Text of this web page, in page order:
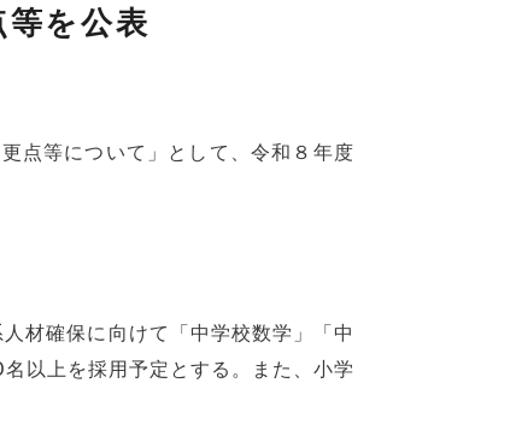
を公表
点等について」として、令和８年度
材確保に向けて「中学校数学」「中
以上を採用予定とする。また、小学